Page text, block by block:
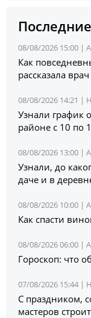
08/08/2026 15:00 |
Как
рассказала врач
08/08/2026 14:21 |
Узнали график
районе с 10 по
08/08/2026 13:00 |
Узнали, до
даче и в
08/08/2026 10:00 |
Как спасти
08/08/2026 06:00 |
Гороскоп: что
07/08/2026 15:44 |
С праздником,
мастеров